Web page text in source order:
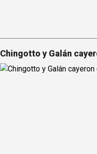
Chingotto y Galán